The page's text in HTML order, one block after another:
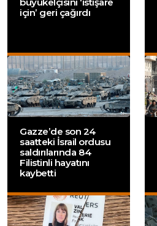
için’ geri çağırdı
Gazze’de son 24
saatteki İsrail ordusu
saldırılarında 84
Filistinli hayatını
kaybetti